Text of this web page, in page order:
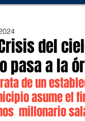
del
pasa a la
de un
asume el
millonario